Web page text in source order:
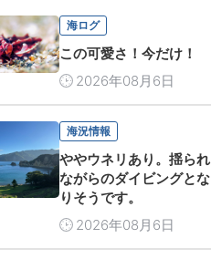
海ログ
この可愛さ！今だけ！
2026年08月6日
海況情報
ややウネリあり。揺られ
ながらのダイビングとな
りそうです。
2026年08月6日